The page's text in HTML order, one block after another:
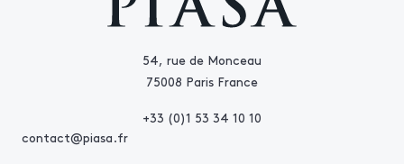
54, rue de Monceau
75008 Paris France
+33 (0)1 53 34 10 10
contact@piasa.fr